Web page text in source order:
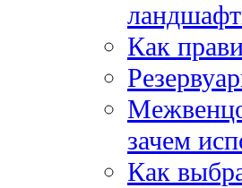
Как
зачем
Как